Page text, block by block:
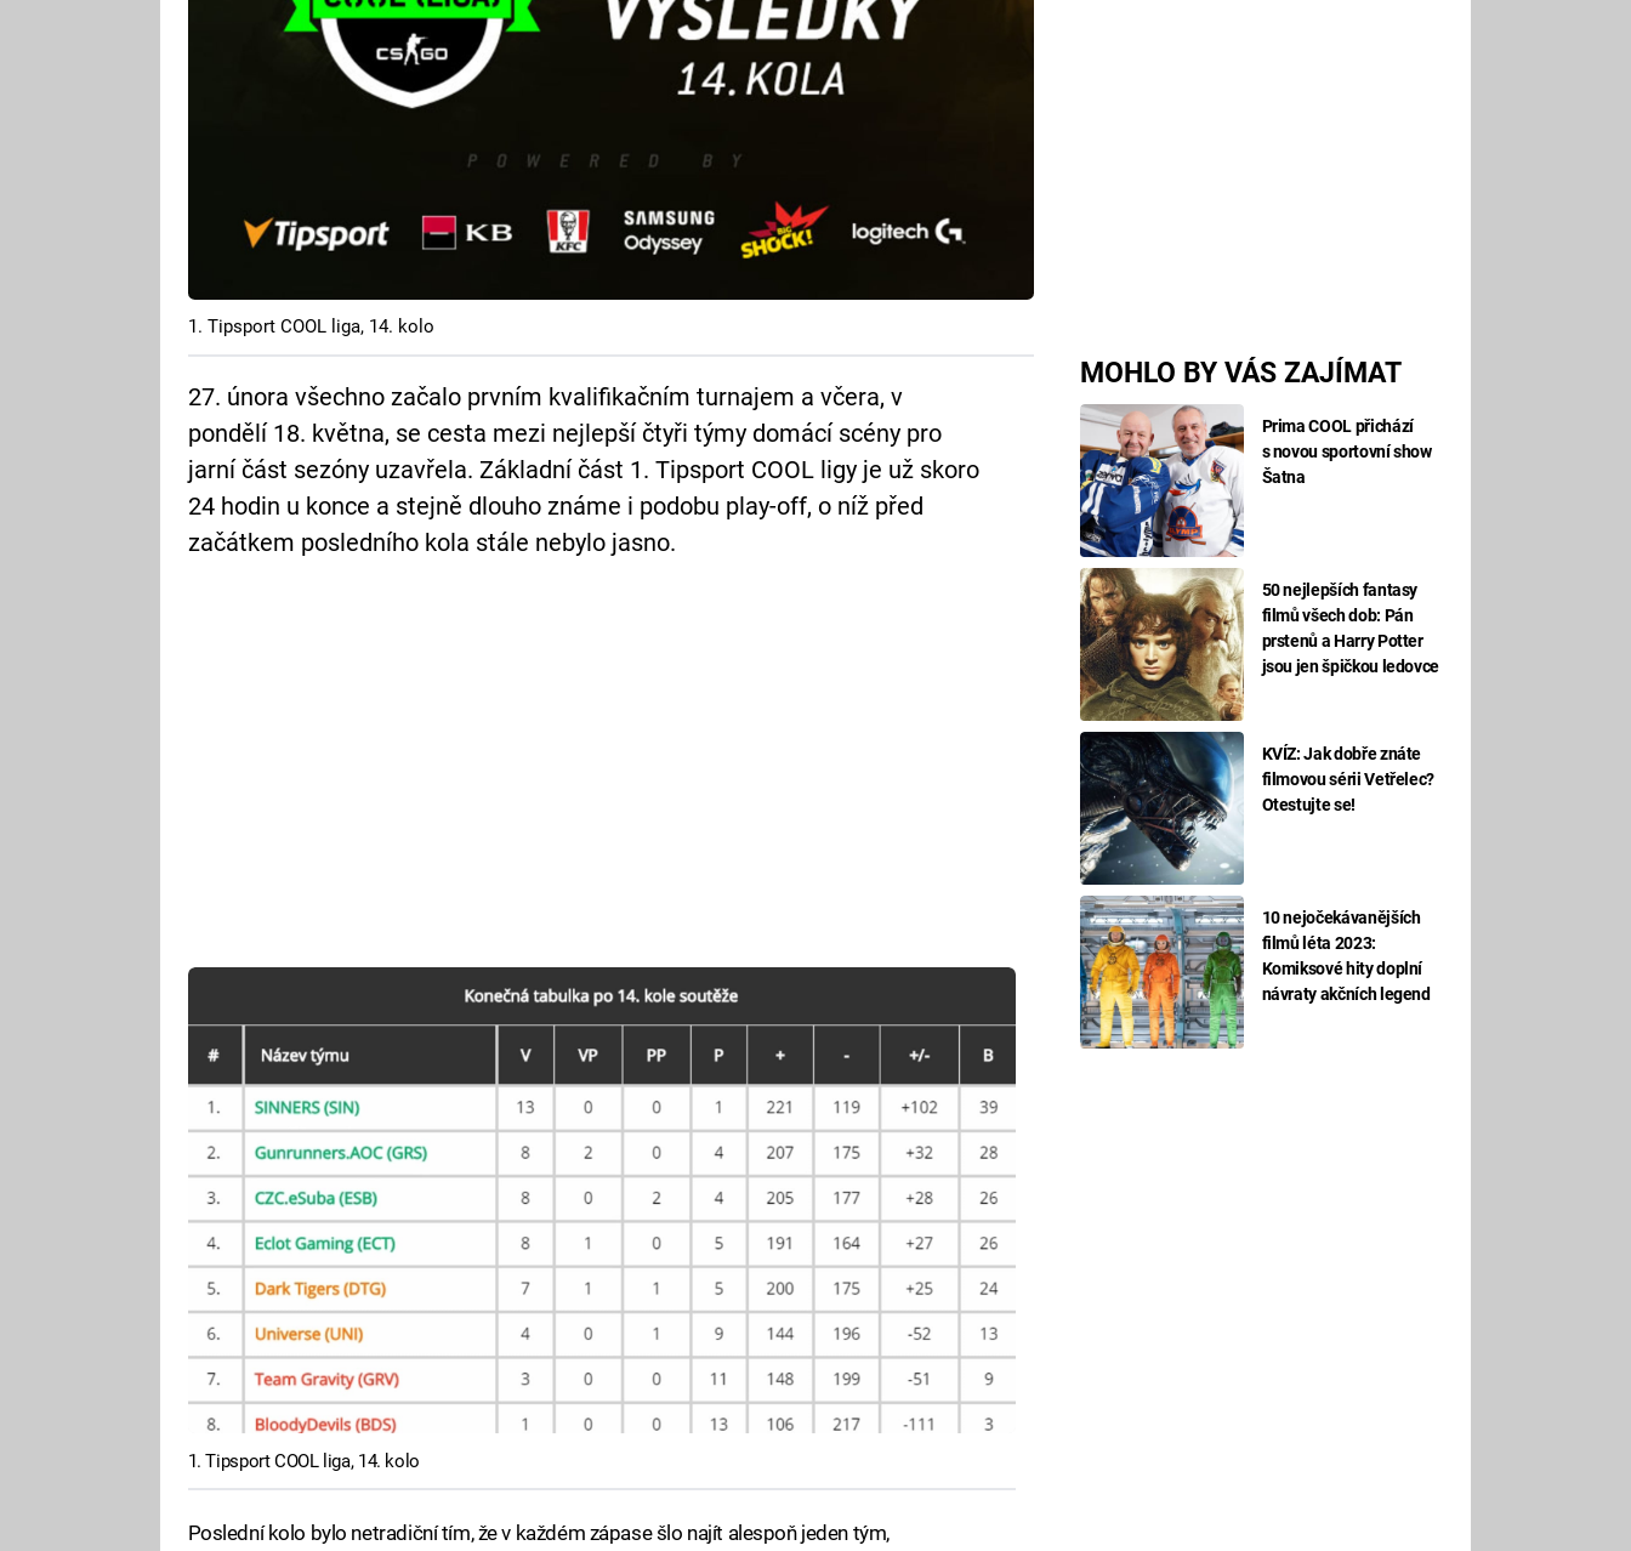
MOHLO BY VÁS ZAJÍMAT
Prima COOL přichází
s novou sportovní show
Šatna
50 nejlepších fantasy
filmů všech dob: Pán
prstenů a Harry Potter
jsou jen špičkou ledovce
KVÍZ: Jak dobře znáte
filmovou sérii Vetřelec?
Otestujte se!
10 nejočekávanějších
filmů léta 2023:
Komiksové hity doplní
návraty akčních legend
1. Tipsport COOL liga, 14. kolo
27. února všechno začalo prvním kvalifikačním turnajem a včera, v
pondělí 18. května, se cesta mezi nejlepší čtyři týmy domácí scény pro
jarní část sezóny uzavřela. Základní část 1. Tipsport COOL ligy je už skoro
24 hodin u konce a stejně dlouho známe i podobu play-off, o níž před
začátkem posledního kola stále nebylo jasno.
1. Tipsport COOL liga, 14. kolo
Poslední kolo bylo netradiční tím, že v každém zápase šlo najít alespoň jeden tým,